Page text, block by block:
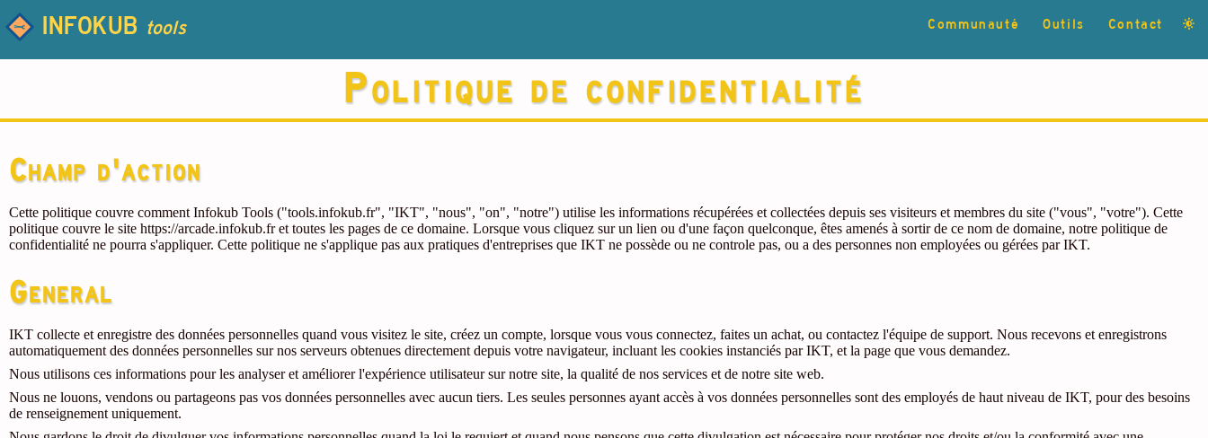
INFOKUB tools Communauté Outils Contact
Politique de confidentialité
Champ d'action
Cette politique couvre comment Infokub Tools ("tools.infokub.fr", "IKT", "nous", "on", "notre") utilise les informations récupérées et collectées depuis ses visiteurs et membres du site ("vous", "votre"). Cette
politique couvre le site https://arcade.infokub.fr et toutes les pages de ce domaine. Lorsque vous cliquez sur un lien ou d'une façon quelconque, êtes amenés à sortir de ce nom de domaine, notre politique de
confidentialité ne pourra s'appliquer. Cette politique ne s'applique pas aux pratiques d'entreprises que IKT ne possède ou ne controle pas, ou a des personnes non employées ou gérées par IKT.
General
IKT collecte et enregistre des données personnelles quand vous visitez le site, créez un compte, lorsque vous vous connectez, faites un achat, ou contactez l'équipe de support. Nous recevons et enregistrons
automatiquement des données personnelles sur nos serveurs obtenues directement depuis votre navigateur, incluant les cookies instanciés par IKT, et la page que vous demandez.
Nous utilisons ces informations pour les analyser et améliorer l'expérience utilisateur sur notre site, la qualité de nos services et de notre site web.
Nous ne louons, vendons ou partageons pas vos données personnelles avec aucun tiers. Les seules personnes ayant accès à vos données personnelles sont des employés de haut niveau de IKT, pour des besoins
de renseignement uniquement.